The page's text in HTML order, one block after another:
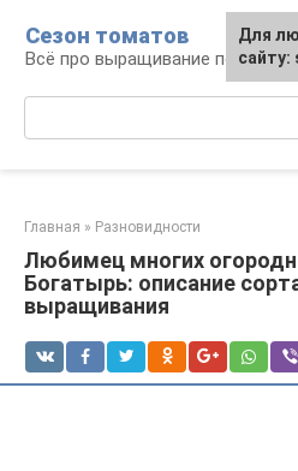
контенту
Сезон томатов
Всё про выращивание
Главная » Разновидности
Любимец многих
Богатырь: описание
выращивания
Для
сайту: